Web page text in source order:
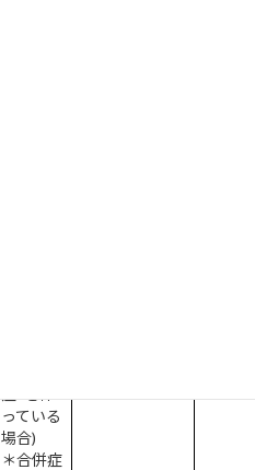
っている
場合)
＊合併症